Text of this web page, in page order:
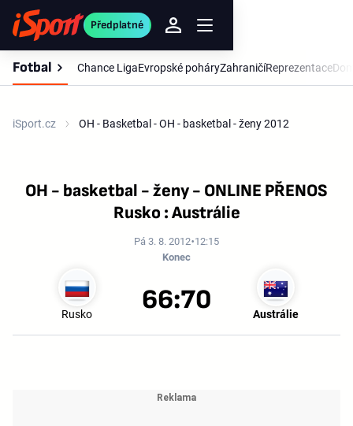
Předplatné
Fotbal Chance LigaEvropské poháryZahraničíReprezentace
iSport.cz OH - Basketbal - OH - basketbal - ženy 2012
OH - basketbal - ženy - ONLINE PŘENOS
Rusko : Austrálie
Pá 3. 8. 2012 12:15
Konec
Rusko Austrálie
66:70